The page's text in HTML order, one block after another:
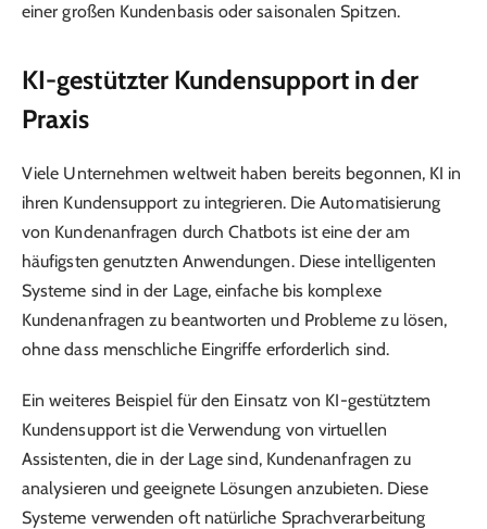
einer großen Kundenbasis oder saisonalen Spitzen.
KI-gestützter Kundensupport in der
Praxis
Viele Unternehmen weltweit haben bereits begonnen, KI in
ihren Kundensupport zu integrieren. Die Automatisierung
von Kundenanfragen durch Chatbots ist eine der am
häufigsten genutzten Anwendungen. Diese intelligenten
Systeme sind in der Lage, einfache bis komplexe
Kundenanfragen zu beantworten und Probleme zu lösen,
ohne dass menschliche Eingriffe erforderlich sind.
Ein weiteres Beispiel für den Einsatz von KI-gestütztem
Kundensupport ist die Verwendung von virtuellen
Assistenten, die in der Lage sind, Kundenanfragen zu
analysieren und geeignete Lösungen anzubieten. Diese
Systeme verwenden oft natürliche Sprachverarbeitung